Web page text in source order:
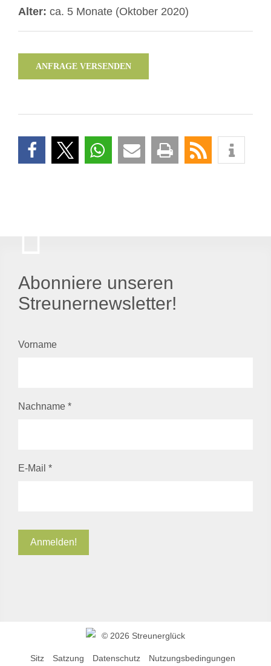
Alter: ca. 5 Monate (Oktober 2020)
ANFRAGE VERSENDEN
Abonniere unseren
Streunernewsletter!
Vorname
Nachname *
E-Mail *
© 2026 Streunerglück
Sitz Satzung Datenschutz Nutzungsbedingungen